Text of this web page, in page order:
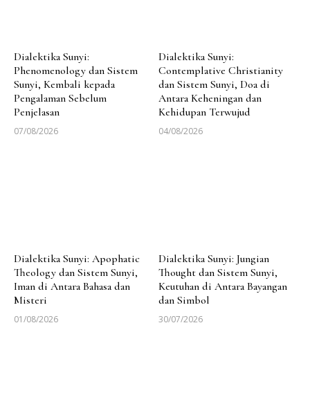
Dialektika Sunyi:
Phenomenology dan Sistem
Sunyi, Kembali kepada
Pengalaman Sebelum
Penjelasan
07/08/2026
Dialektika Sunyi:
Contemplative Christianity
dan Sistem Sunyi, Doa di
Antara Keheningan dan
Kehidupan Terwujud
04/08/2026
Dialektika Sunyi: Apophatic
Theology dan Sistem Sunyi,
Iman di Antara Bahasa dan
Misteri
01/08/2026
Dialektika Sunyi: Jungian
Thought dan Sistem Sunyi,
Keutuhan di Antara Bayangan
dan Simbol
30/07/2026